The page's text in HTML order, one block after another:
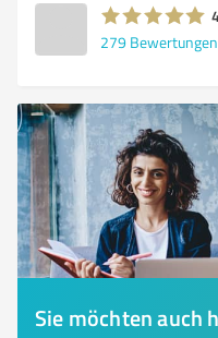
279 Bewertungen
Sie möchten auch